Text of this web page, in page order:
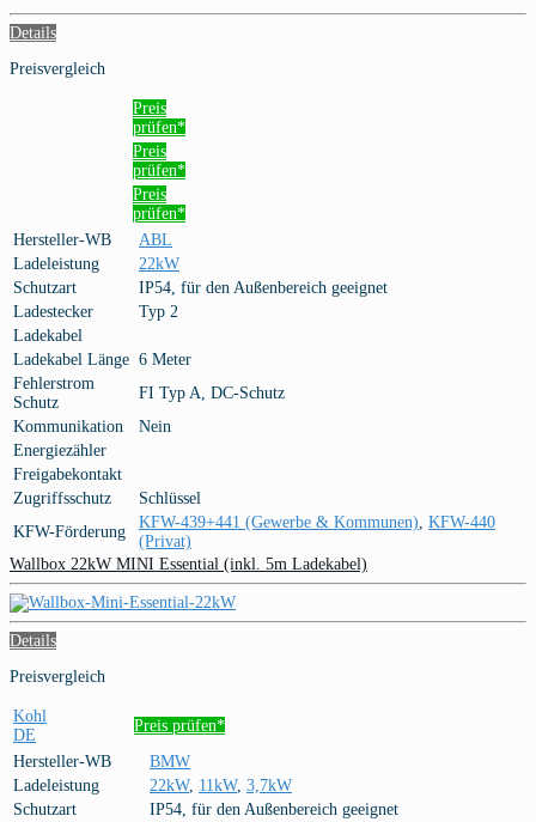
Details
Preisvergleich
Preis
prüfen*
Preis
prüfen*
Preis
prüfen*
Hersteller-WB
ABL
Ladeleistung
22kW
Schutzart
IP54, für den Außenbereich geeignet
Ladestecker
Typ 2
Ladekabel
Ladekabel Länge 6 Meter
Fehlerstrom
Schutz
FI Typ A, DC-Schutz
Kommunikation
Nein
Energiezähler
Freigabekontakt
Zugriffsschutz
Schlüssel
KFW-Förderung
KFW-439+441 (Gewerbe & Kommunen) KFW-440
(Privat)
Wallbox 22kW MINI Essential (inkl. 5m Ladekabel)
Details
Preisvergleich
Kohl
DE
Preis prüfen*
Hersteller-WB
BMW
Ladeleistung
22kW, 11kW, 3,7kW
Schutzart
IP54, für den Außenbereich geeignet